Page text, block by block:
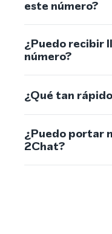
este número?
¿Puedo recibir
número?
¿Qué tan
¿Puedo portar
2Chat?